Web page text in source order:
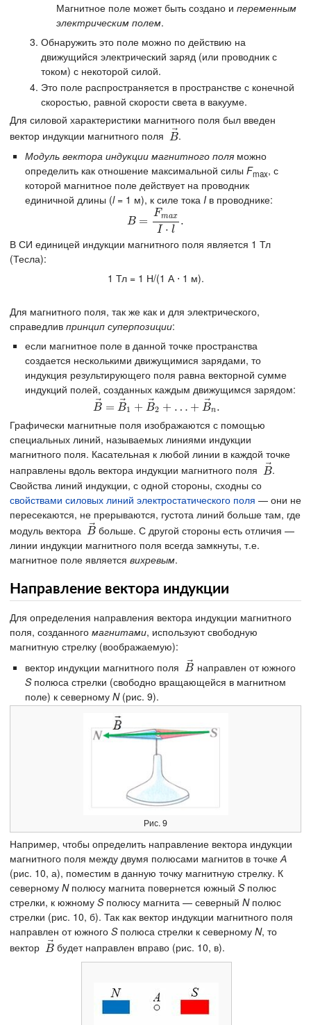
Магнитное поле может быть создано ипеременным
электрическим полем.
Обнаружить это поле можно по действию на
движущийся электрический заряд (или проводник с
током) с некоторой силой.
Это поле распространяется в пространстве с конечной
скоростью, равной скорости света в вакууме.
Для силовой характеристики магнитного поля был введен
вектор индукции магнитного поля B⃗
B→.
Модуль вектора индукции магнитного поля можно
определить как отношение максимальной силыFmax, с
которой магнитное поле действует на проводник
единичной длины (l= 1 м), к силе тока I в проводнике:
B =
Fmax
I ⋅ l
.
B= FmaxI⋅l.
В СИ единицей индукции магнитного поля является 1 Тл
(Тесла):
1 Тл = 1 Н/(1 А ⋅ 1 м).
Для магнитного поля, так же как и для электрического,
справедлив принцип суперпозиции:
если магнитное поле в данной точке пространства
создается несколькими движущимися зарядами, то
индукция результирующего поля равна векторной сумме
индукций полей, созданных каждым движущимся зарядом:
B⃗ = B⃗1 + B⃗2 + … + B⃗n.
B→= B→ 1+B→2+… + B → n.
Графически магнитные поля изображаются с помощью
специальных линий, называемых линиями индукции
магнитного поля. Касательная к любой линии в каждой точке
направлены вдоль вектора индукции магнитного поля B⃗
B→.
Свойства линий индукции, с одной стороны, сходны со
свойствами силовых линий электростатического поля — они не
пересекаются, не прерываются, густота линий больше там, где
модуль вектора B⃗
B→больше. С другой стороны есть отличия —
линии индукции магнитного поля всегда замкнуты, т.е.
магнитное поле является вихревым.
Направление вектора индукции
Для определения направления вектора индукции магнитного
поля, созданного магнитами, используют свободную
магнитную стрелку (воображаемую):
вектор индукции магнитного поля B⃗
B→направлен от южного
Sполюса стрелки (свободно вращающейся в магнитном
поле) к северномуN(рис. 9).
Рис. 9
Например, чтобы определить направление вектора индукции
магнитного поля между двумя полюсами магнитов в точкеА
(рис. 10, а), поместим в данную точку магнитную стрелку. К
северному Nполюсу магнита повернется южный Sполюс
стрелки, к южному Sполюсу магнита — северный Nполюс
стрелки (рис. 10, б). Так как вектор индукции магнитного поля
направлен от южного Sполюса стрелки к северному N, то
вектор B⃗
B→будет направлен вправо (рис. 10, в).